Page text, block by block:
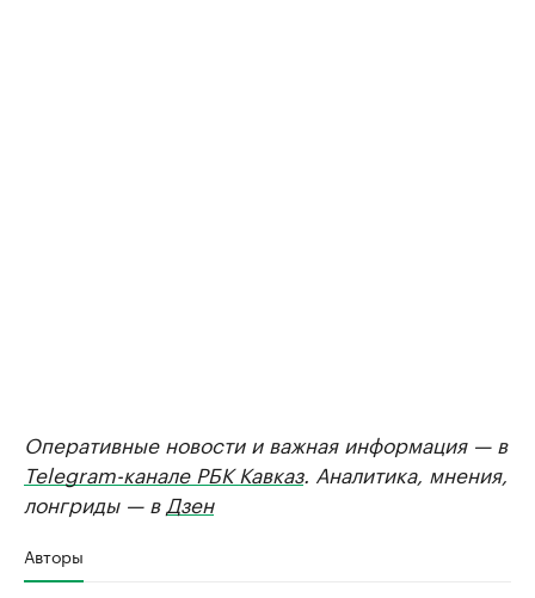
Оперативные новости и важная информация — в
Telegram-канале РБК Кавказ. Аналитика, мнения,
лонгриды — в Дзен
Авторы